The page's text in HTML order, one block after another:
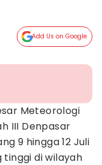
Add Us on Google
Meteorologi
III Denpasar
9 hingga 12 Juli
di wilayah